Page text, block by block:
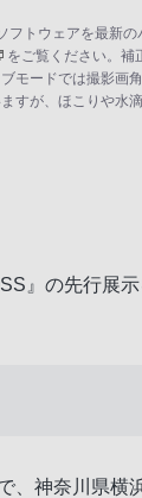
トウェアを最新
をご覧ください。補
モードでは撮影画
すが、ほこりや水
』の先行展
、神奈川県